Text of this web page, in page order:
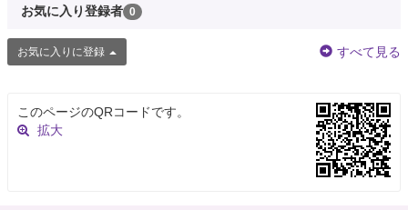
お気に入り登録者 0
お気に入りに登録 すべて見る
このページのQRコードです。
拡大